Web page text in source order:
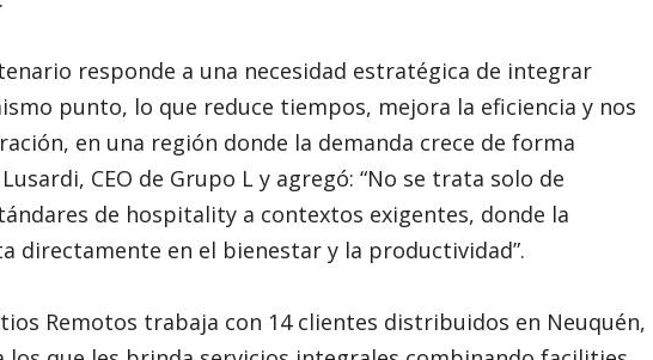
responde a una necesidad estratégica de integrar
punto, lo que reduce tiempos, mejora la eficiencia y nos
en una región donde la demanda crece de forma
CEO de Grupo L y agregó: “No se trata solo de
de hospitality a contextos exigentes, donde la
directamente en el bienestar y la productividad”.
Remotos trabaja con 14 clientes distribuidos en Neuquén,